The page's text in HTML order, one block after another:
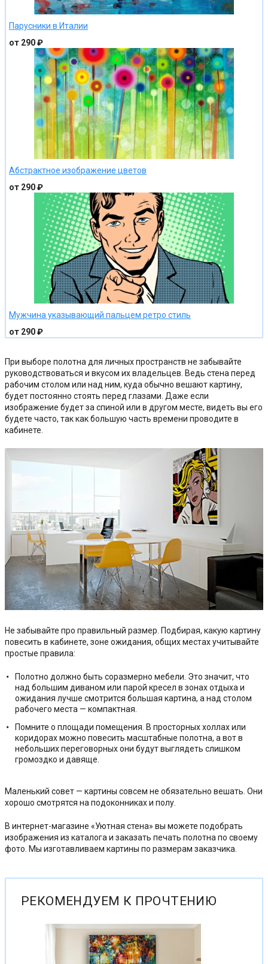
Парусники в Италии
от 290 ₽
Абстрактное изображение цветов
от 290 ₽
Мужчина указывающий пальцем ретро стиль
от 290 ₽
При выборе полотна для личных пространств не забывайте
руководствоваться и вкусом их владельцев. Ведь стена перед
рабочим столом или над ним, куда обычно вешают картину,
будет постоянно стоять перед глазами. Даже если
изображение будет за спиной или в другом месте, видеть вы его
будете часто, так как большую часть времени проводите в
кабинете.
Не забывайте про правильный размер. Подбирая, какую картину
повесить в кабинете, зоне ожидания, общих местах учитывайте
простые правила:
Полотно должно быть соразмерно мебели. Это значит, что
над большим диваном или парой кресел в зонах отдыха и
ожидания лучше смотрится большая картина, а над столом
рабочего места — компактная.
Помните о площади помещения. В просторных холлах или
коридорах можно повесить масштабные полотна, а вот в
небольших переговорных они будут выглядеть слишком
громоздко и давяще.
Маленький совет — картины совсем не обязательно вешать. Они
хорошо смотрятся на подоконниках и полу.
В интернет-магазине «Уютная стена» вы можете подобрать
изображения из каталога и заказать печать полотна по своему
фото. Мы изготавливаем картины по размерам заказчика.
РЕКОМЕНДУЕМ К ПРОЧТЕНИЮ